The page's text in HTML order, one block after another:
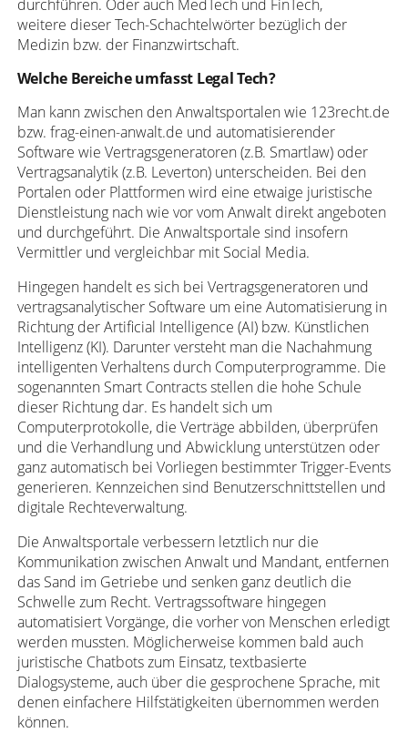
durchführen. Oder auch MedTech und FinTech,
weitere dieser Tech-Schachtelwörter bezüglich der
Medizin bzw. der Finanzwirtschaft.
Welche Bereiche umfasst Legal Tech?
Man kann zwischen den Anwaltsportalen wie 123recht.de
bzw. frag-einen-anwalt.de und automatisierender
Software wie Vertragsgeneratoren (z.B. Smartlaw) oder
Vertragsanalytik (z.B. Leverton) unterscheiden. Bei den
Portalen oder Plattformen wird eine etwaige juristische
Dienstleistung nach wie vor vom Anwalt direkt angeboten
und durchgeführt. Die Anwaltsportale sind insofern
Vermittler und vergleichbar mit Social Media.
Hingegen handelt es sich bei Vertragsgeneratoren und
vertragsanalytischer Software um eine Automatisierung in
Richtung der Artificial Intelligence (AI) bzw. Künstlichen
Intelligenz (KI). Darunter versteht man die Nachahmung
intelligenten Verhaltens durch Computerprogramme. Die
sogenannten Smart Contracts stellen die hohe Schule
dieser Richtung dar. Es handelt sich um
Computerprotokolle, die Verträge abbilden, überprüfen
und die Verhandlung und Abwicklung unterstützen oder
ganz automatisch bei Vorliegen bestimmter Trigger-Events
generieren. Kennzeichen sind Benutzerschnittstellen und
digitale Rechteverwaltung.
Die Anwaltsportale verbessern letztlich nur die
Kommunikation zwischen Anwalt und Mandant, entfernen
das Sand im Getriebe und senken ganz deutlich die
Schwelle zum Recht. Vertragssoftware hingegen
automatisiert Vorgänge, die vorher von Menschen erledigt
werden mussten. Möglicherweise kommen bald auch
juristische Chatbots zum Einsatz, textbasierte
Dialogsysteme, auch über die gesprochene Sprache, mit
denen einfachere Hilfstätigkeiten übernommen werden
können.